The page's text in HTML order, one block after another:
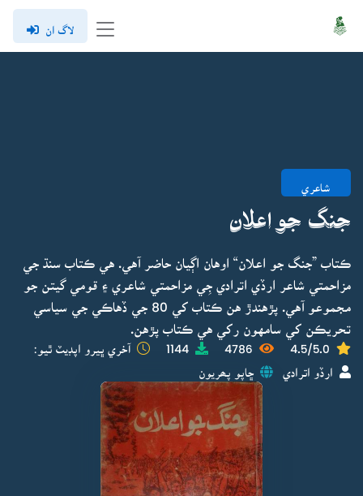
لاگ ان
شاعري
جنگ جو اعلان
ڪتاب ”جنگ جو اعلان“ اوهان اڳيان حاضر آهي. هي ڪتاب سنڌ جي
مزاحمتي شاعر ارڏي اترادي جِي مزاحمتي شاعري ۽ قومي گيتن جو
مجموعو آهي. پڙهندڙ هن ڪتاب کي 80 جي ڏهاڪي جي سياسي
تحريڪن کي سامهون رکي هي ڪتاب پڙهن.
4.5/5.0
4786
1144 آخري ڀيرو اپڊيٽ ٿيو:
ارڏو اترادي ڇاپو پھريون